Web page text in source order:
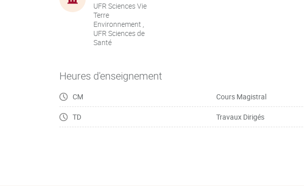
UFR Sciences Vie
Terre
Environnement ,
UFR Sciences de
Santé
Heures d'enseignement
CM Cours Magistral
TD Travaux Dirigés